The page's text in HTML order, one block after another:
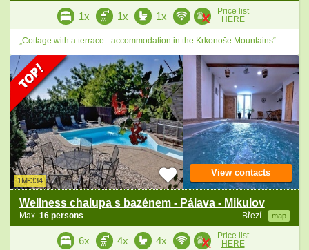
1x 1x 1x
Price list
HERE
„Cottage with a terrace - accommodation in the Krkonoše Mountains“
1M-334
Wellness chalupa s bazénem - Pálava - Mikulov
Březí map
Max. 16 persons
View contacts
6x 4x 4x
Price list
HERE